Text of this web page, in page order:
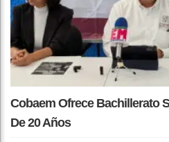
Cobaem Ofrece Bachillerato
De 20 Años